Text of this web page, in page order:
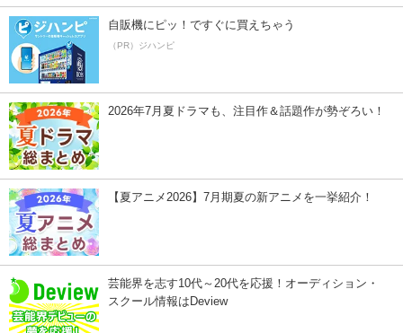
自販機にピッ！ですぐに買えちゃう
（PR）ジハンピ
2026年7月夏ドラマも、注目作＆話題作が勢ぞろい！
【夏アニメ2026】7月期夏の新アニメを一挙紹介！
芸能界を志す10代～20代を応援！オーディション・
スクール情報はDeview